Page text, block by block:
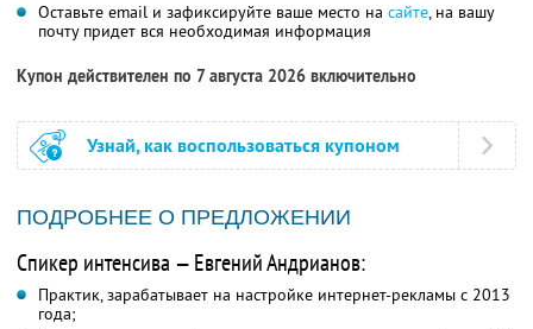
Оставьте email и зафиксируйте ваше место на сайте, на вашу
почту придет вся необходимая информация
Купон действителен по 7 августа 2026 включительно
Узнай, как воспользоваться купоном
ПОДРОБНЕЕ О ПРЕДЛОЖЕНИИ
Спикер интенсива — Евгений Андрианов:
Практик, зарабатывает на настройке интернет-рекламы с 2013
года;